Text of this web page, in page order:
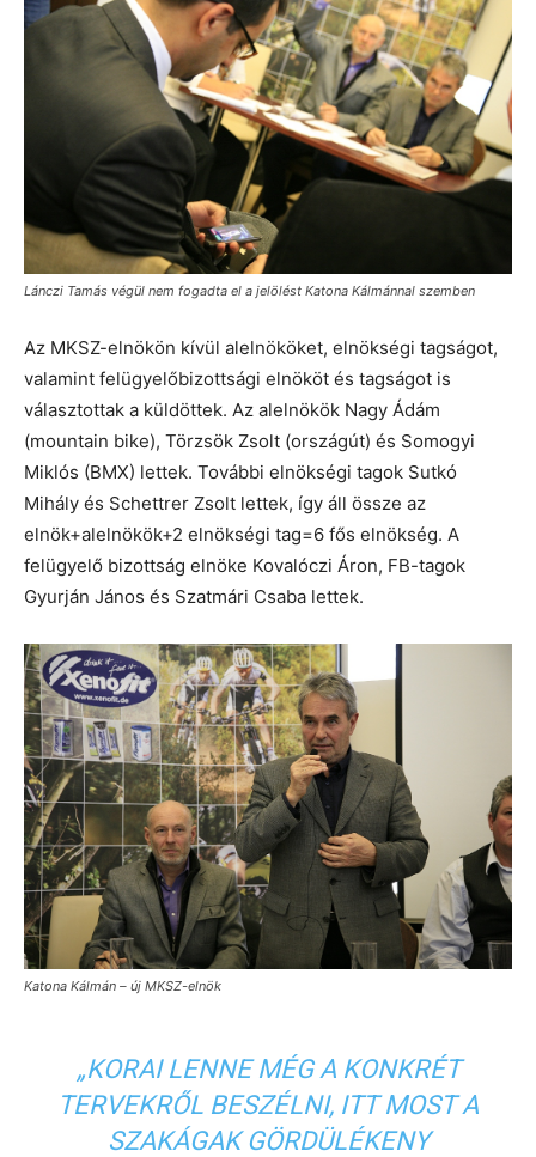
Lánczi Tamás végül nem fogadta el a jelölést Katona Kálmánnal szemben
Az MKSZ-elnökön kívül alelnököket, elnökségi tagságot,
valamint felügyelőbizottsági elnököt és tagságot is
választottak a küldöttek. Az alelnökök Nagy Ádám
(mountain bike), Törzsök Zsolt (országút) és Somogyi
Miklós (BMX) lettek. További elnökségi tagok Sutkó
Mihály és Schettrer Zsolt lettek, így áll össze az
elnök+alelnökök+2 elnökségi tag=6 fős elnökség. A
felügyelő bizottság elnöke Kovalóczi Áron, FB-tagok
Gyurján János és Szatmári Csaba lettek.
Katona Kálmán – új MKSZ-elnök
„KORAI LENNE MÉG A KONKRÉT
TERVEKRŐL BESZÉLNI, ITT MOST A
SZAKÁGAK GÖRDÜLÉKENY